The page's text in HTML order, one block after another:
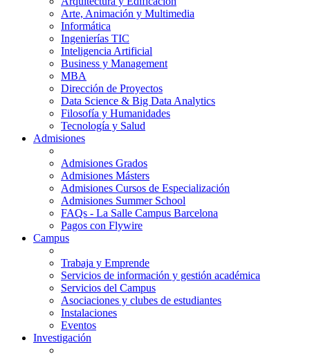
Arte, Animación y Multimedia
Informática
Ingenierías TIC
Inteligencia Artificial
Business y Management
MBA
Dirección de Proyectos
Data Science & Big Data Analytics
Filosofía y Humanidades
Tecnología y Salud
Admisiones
Admisiones Grados
Admisiones Másters
Admisiones Cursos de Especialización
Admisiones Summer School
FAQs - La Salle Campus Barcelona
Pagos con Flywire
Campus
Trabaja y Emprende
Servicios de información y gestión académica
Servicios del Campus
Asociaciones y clubes de estudiantes
Instalaciones
Eventos
Investigación